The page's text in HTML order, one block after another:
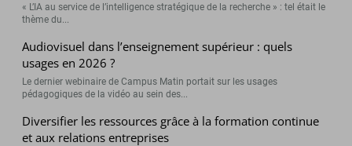
« L’IA au service de l’intelligence stratégique de la recherche » : tel était le
thème du...
Audiovisuel dans l’enseignement supérieur : quels
usages en 2026 ?
Le dernier webinaire de Campus Matin portait sur les usages
pédagogiques de la vidéo au sein des...
Diversifier les ressources grâce à la formation continue
et aux relations entreprises